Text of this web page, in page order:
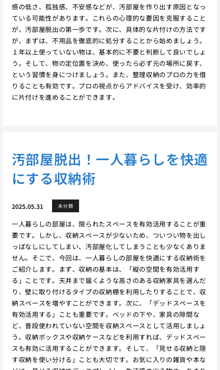
感の低さ、孤独感、不安感などが、汚部屋を作り出す原因となっ
ている可能性があります。これらの心理的な要因を克服すること
が、汚部屋脱出の第一歩です。次に、具体的な片付けの方法です
が、まずは、不用品を徹底的に処分することから始めましょう。
１年以上使っていない物は、基本的に不要と判断して良いでしょ
う。そして、物の定位置を決め、使ったら必ず元の場所に戻す、
という習慣を身につけましょう。また、整理収納のプロの力を借
りることも有効です。プロの視点からアドバイスを受け、効率的
に片付けを進めることができます。
汚部屋脱出！一人暮らしを快適
にする収納術
2025.05.31 未分類
一人暮らしの部屋は、限られたスペースを有効活用することが重
要です。しかし、収納スペースが少ないため、ついつい物を出し
っぱなしにしてしまい、汚部屋化してしまうことも少なくありま
せん。そこで、今回は、一人暮らしの部屋を快適にする収納術を
ご紹介します。まず、収納の基本は、「縦の空間を有効活用す
る」ことです。天井まで届くような高さのある収納家具を選んだ
り、壁に取り付けるタイプの収納棚を利用したりすることで、収
納スペースを増やすことができます。次に、「デッドスペースを
有効活用する」ことも重要です。ベッドの下や、家具の隙間な
ど、普段使われていない空間を収納スペースとして活用しましょ
う。収納ボックスや収納ケースなどを利用すれば、デッドスペー
スも有効に活用することができます。そして、「見せる収納と隠
す収納を使い分ける」ことも大切です。お気に入りの雑貨や本な